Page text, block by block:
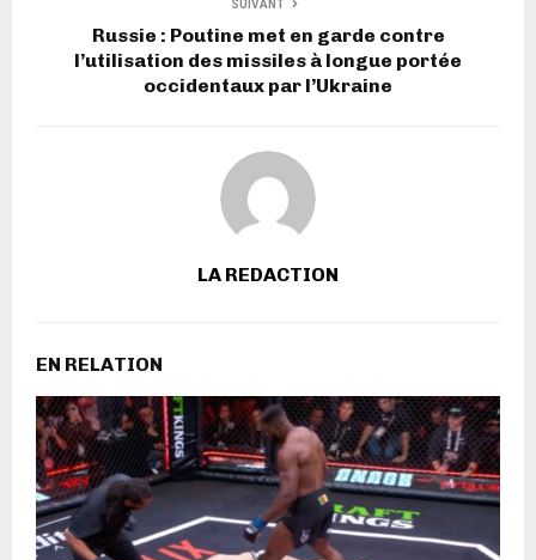
SUIVANT
Russie : Poutine met en garde contre
l’utilisation des missiles à longue portée
occidentaux par l’Ukraine
LA REDACTION
EN RELATION